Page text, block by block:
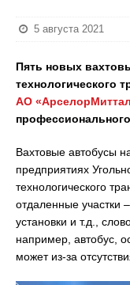
5 августа 2021
Пять новых
технологического
АО
Вахтовые автобусы
предприятиях
технологического
отдаленные участки
установки и т.д.,
например, автобус,
может из-за